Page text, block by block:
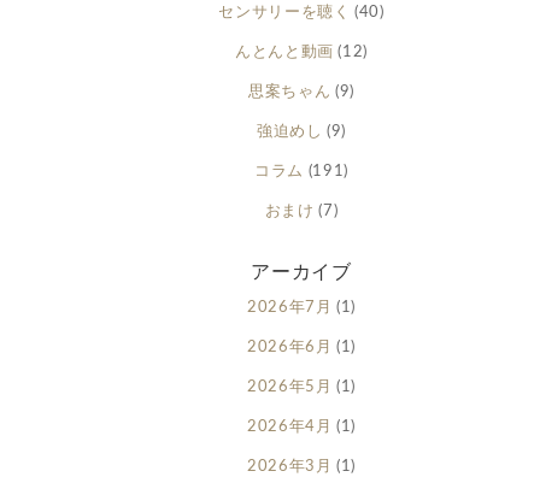
センサリーを聴く (40)
んとんと動画 (12)
思案ちゃん (9)
強迫めし (9)
コラム (191)
おまけ (7)
アーカイブ
2026年7月 (1)
2026年6月 (1)
2026年5月 (1)
2026年4月 (1)
2026年3月 (1)